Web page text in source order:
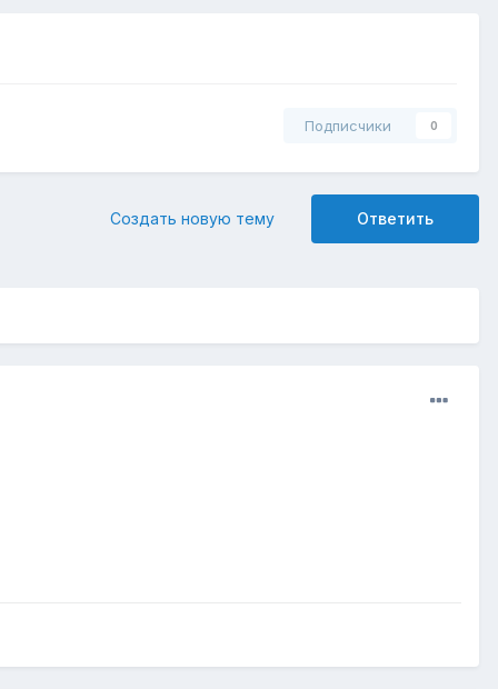
Подписчики 0
Ответить
Создать новую тему